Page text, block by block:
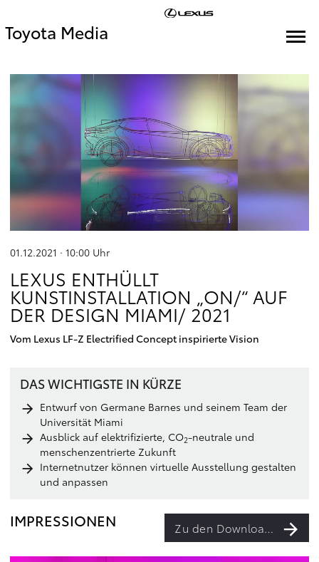
Toyota Media
01.12.2021 · 10:00 Uhr
LEXUS ENTHÜLLT
KUNSTINSTALLATION „ON/“ AUF
DER DESIGN MIAMI/ 2021
Vom Lexus LF-Z Electrified Concept inspirierte Vision
DAS WICHTIGSTE IN KÜRZE
Entwurf von Germane Barnes und seinem Team der
Universität Miami
Ausblick auf elektrifizierte, CO2-neutrale und
menschenzentrierte Zukunft
Internetnutzer können virtuelle Ausstellung gestalten
und anpassen
IMPRESSIONEN Zu den Downloads